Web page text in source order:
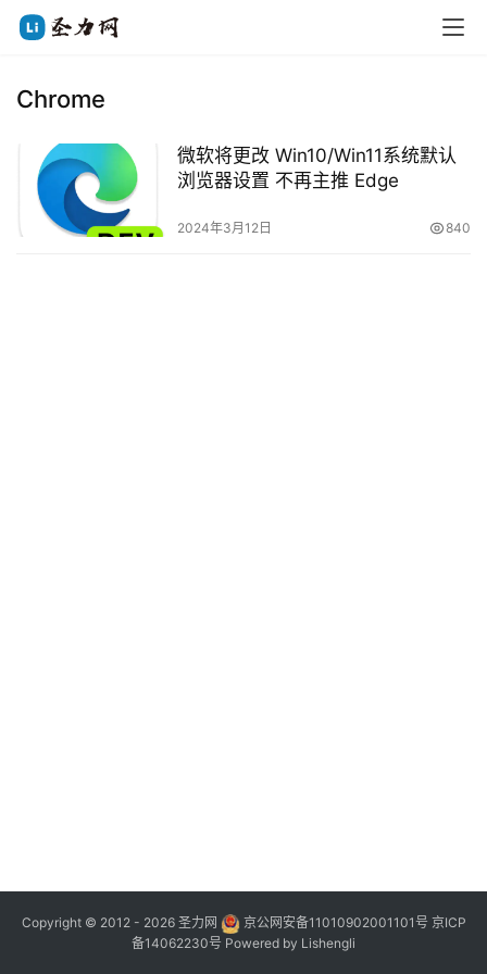
Chrome
微软将更改 Win10/Win11系统默认
浏览器设置 不再主推 Edge
2024年3月12日 840
Copyright © 2012 - 2026 圣力网 京公网安备11010902001101号 京ICP
备14062230号 Powered by Lishengli